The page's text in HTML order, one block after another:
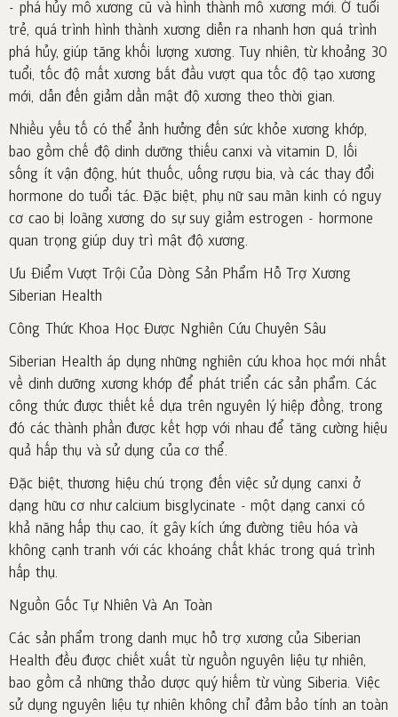
- phá hủy mô xương cũ và hình thành mô xương mới. Ở tuổi
trẻ, quá trình hình thành xương diễn ra nhanh hơn quá trình
phá hủy, giúp tăng khối lượng xương. Tuy nhiên, từ khoảng 30
tuổi, tốc độ mất xương bắt đầu vượt qua tốc độ tạo xương
mới, dẫn đến giảm dần mật độ xương theo thời gian.
Nhiều yếu tố có thể ảnh hưởng đến sức khỏe xương khớp,
bao gồm chế độ dinh dưỡng thiếu canxi và vitamin D, lối
sống ít vận động, hút thuốc, uống rượu bia, và các thay đổi
hormone do tuổi tác. Đặc biệt, phụ nữ sau mãn kinh có nguy
cơ cao bị loãng xương do sự suy giảm estrogen - hormone
quan trọng giúp duy trì mật độ xương.
Ưu Điểm Vượt Trội Của Dòng Sản Phẩm Hỗ Trợ Xương
Siberian Health
Công Thức Khoa Học Được Nghiên Cứu Chuyên Sâu
Siberian Health áp dụng những nghiên cứu khoa học mới nhất
về dinh dưỡng xương khớp để phát triển các sản phẩm. Các
công thức được thiết kế dựa trên nguyên lý hiệp đồng, trong
đó các thành phần được kết hợp với nhau để tăng cường hiệu
quả hấp thụ và sử dụng của cơ thể.
Đặc biệt, thương hiệu chú trọng đến việc sử dụng canxi ở
dạng hữu cơ như calcium bisglycinate - một dạng canxi có
khả năng hấp thụ cao, ít gây kích ứng đường tiêu hóa và
không cạnh tranh với các khoáng chất khác trong quá trình
hấp thụ.
Nguồn Gốc Tự Nhiên Và An Toàn
Các sản phẩm trong danh mục hỗ trợ xương của Siberian
Health đều được chiết xuất từ nguồn nguyên liệu tự nhiên,
bao gồm cả những thảo dược quý hiếm từ vùng Siberia. Việc
sử dụng nguyên liệu tự nhiên không chỉ đảm bảo tính an toàn